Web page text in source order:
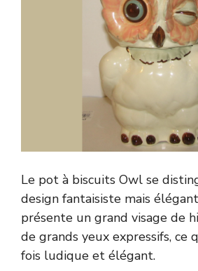
Le pot à biscuits Owl se
design fantaisiste mais
présente un grand visage de
de grands yeux expressifs, ce
fois ludique et élégant.